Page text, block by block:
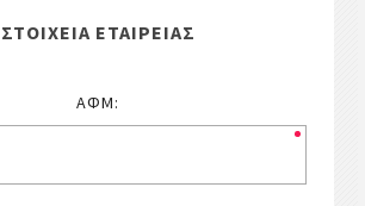
ΣΤΟΙΧΕΊΑ ΕΤΑΙΡΕΊΑΣ
ΑΦΜ: